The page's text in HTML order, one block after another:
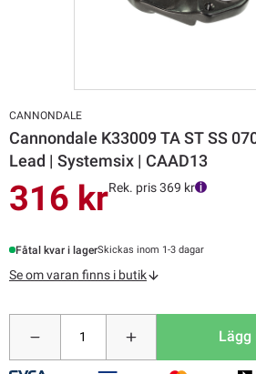
CANNONDALE
Cannondale K33009 TA ST SS
Lead | Systemsix | CAAD13
316 krRek. pris 369 kr
Fåtal kvar i lagerSkickas inom 1-3 dagar
Se om varan finns i butik
Lägg